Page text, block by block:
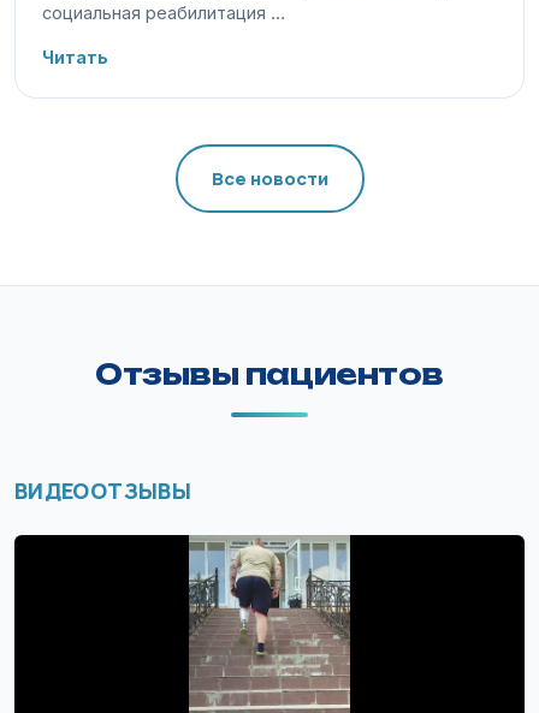
социальная реабилитация …
Читать
Все новости
Отзывы пациентов
ВИДЕООТЗЫВЫ